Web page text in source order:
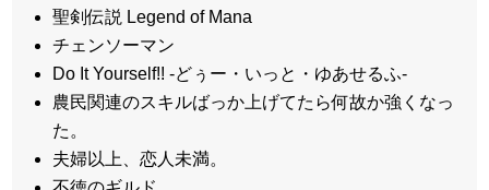
聖剣伝説 Legend of Mana
チェンソーマン
Do It Yourself!! -どぅー・いっと・ゆあせるふ-
農民関連のスキルばっか上げてたら何故か強くなっ
た。
夫婦以上、恋人未満。